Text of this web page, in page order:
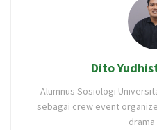
Dito
Alumnus Sosiologi
sebagai crew event